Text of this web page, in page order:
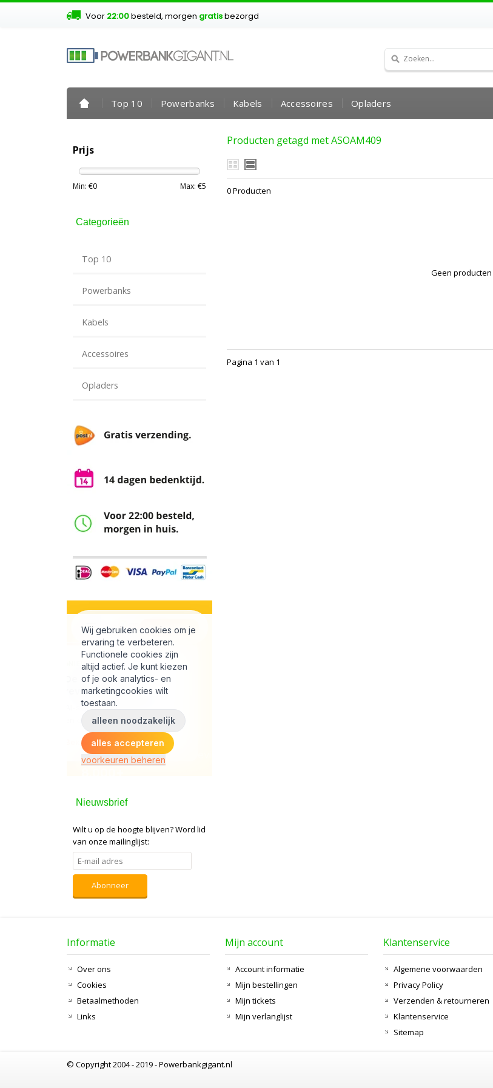
Voor 22:00besteld, morgen gratisbezorgd
Top 10 Powerbanks Kabels Accessoires Opladers
Producten getagd met ASOAM409
0 Producten
Geen
Pagina 1 van 1
Prijs
Min: €0 Max: €5
Categorieën
Top 10
Powerbanks
Kabels
Accessoires
Opladers
Nieuwsbrief
Wilt u op de hoogte blijven?Word lid
van onze mailinglijst:
Abonneer
Informatie
Over ons
Cookies
Betaalmethoden
Links
Mijn account
Account informatie
Mijn bestellingen
Mijn tickets
Mijn verlanglijst
Klantenservice
Algemene voorwaarden
Privacy Policy
Verzenden & retourneren
Klantenservice
Sitemap
© Copyright 2004 - 2019 - Powerbankgigant.nl